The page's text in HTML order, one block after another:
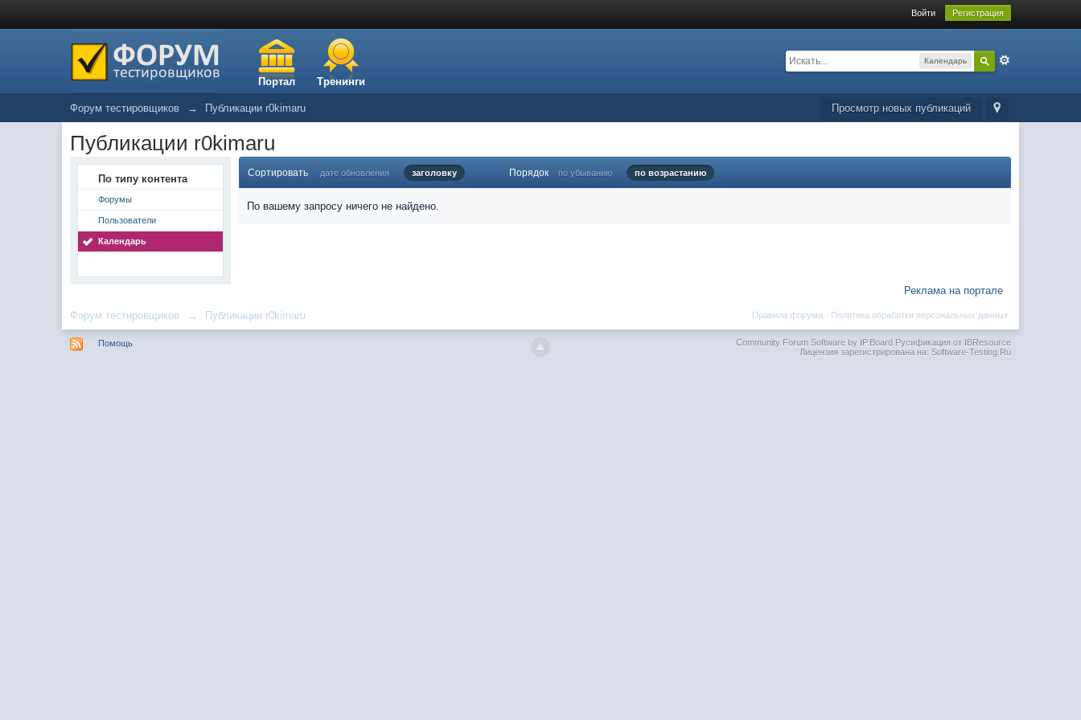
Войти Регистрация
Портал Тренинги
Календарь
Просмотр новых публикаций
Форум тестировщиков → Публикации r0kimaru
Публикации r0kimaru
По типу контента
Форумы
Пользователи
Календарь
Сортировать дате обновления заголовку Порядок по убыванию по возрастанию
По вашему запросу ничего не найдено.
Реклама на портале
Форум тестировщиков → Публикации r0kimaru Политика обработки персональных данных
Правила форума ·
Помощь Community Forum Software by IP.BoardРусификация от IBResource
Лицензия зарегистрирована на: Software-Testing.Ru